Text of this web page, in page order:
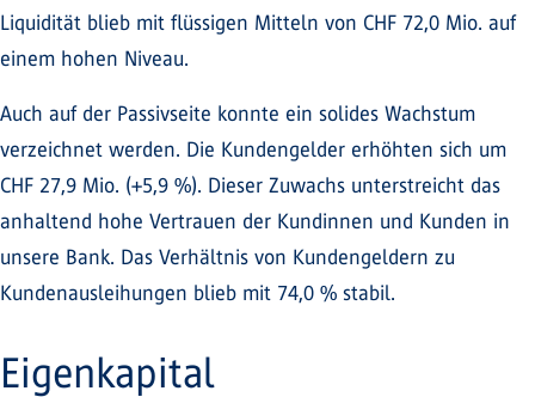
Liquidität blieb mit flüssigen Mitteln von CHF 72,0 Mio. auf
einem hohen Niveau.
Auch auf der Passivseite konnte ein solides Wachstum
verzeichnet werden. Die Kundengelder erhöhten sich um
CHF 27,9 Mio. (+5,9 %). Dieser Zuwachs unterstreicht das
anhaltend hohe Vertrauen der Kundinnen und Kunden in
unsere Bank. Das Verhältnis von Kundengeldern zu
Kundenausleihungen blieb mit 74,0 % stabil.
Eigenkapital